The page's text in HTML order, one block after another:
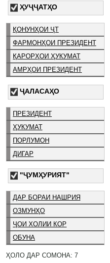
ҲУҶҶАТҲО
ҚОНУНҲОИ ҶТ
ФАРМОНҲОИ ПРЕЗИДЕНТ
ҚАРОРҲОИ ҲУКУМАТ
АМРҲОИ ПРЕЗИДЕНТ
ҶАЛАСАҲО
ПРЕЗИДЕНТ
ҲУКУМАТ
ПОРЛУМОН
ДИГАР
"ҶУМҲУРИЯТ"
ДАР БОРАИ НАШРИЯ
ОЗМУНҲО
ҶОИ ХОЛИИ КОР
ОБУНА
ҲОЛО ДАР СОМОНА: 7